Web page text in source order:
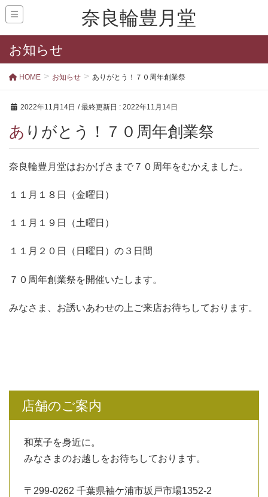
奈良輪豊月堂
お知らせ
HOME お知らせ ありがとう！７０周年創業祭
2022年11月14日 / 最終更新日 : 2022年11月14日
ありがとう！７０周年創業祭
奈良輪豊月堂はおかげさまで７０周年をむかえました。
１１月１８日（金曜日）
１１月１９日（土曜日）
１１月２０日（日曜日）の３日間
７０周年創業祭を開催いたします。
みなさま、お誘いあわせの上ご来店お待ちしております。
店舗のご案内
和菓子を身近に。
みなさまのお越しをお待ちしております。
〒299-0262 千葉県袖ケ浦市坂戸市場1352-2